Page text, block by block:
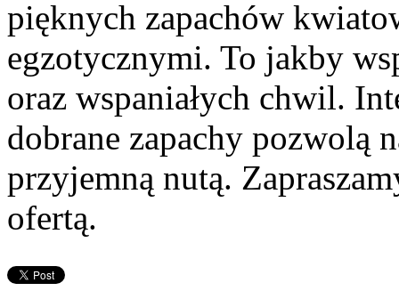
pięknych zapachów
egzotycznymi. To jakby
oraz wspaniałych chwil.
dobrane zapachy pozwolą
przyjemną nutą.
ofertą.